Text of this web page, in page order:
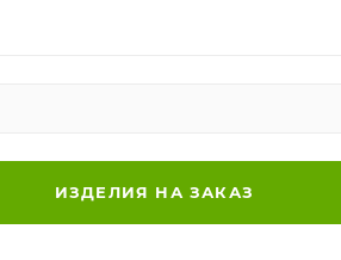
ИЗДЕЛИЯ НА ЗАКАЗ